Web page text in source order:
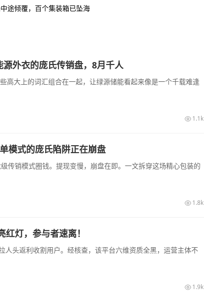
途倾覆，百个集装箱已坠海
外衣的庞氏传销盘，8月千人
大上的词汇组合在一起，让绿源储能看起来像是一个千载难逢
1.1k
模式的庞氏陷阱正在崩盘
传销模式圈钱。提现变慢，崩盘在即。一文拆穿这场精心包装的
1.8k
灯，参与者速离！
头返利收割用户。经核查，该平台六维资质全黑，运营主体不
1.9k